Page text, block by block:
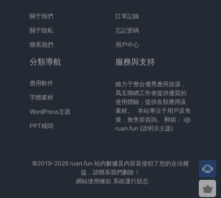
關于我們
關于隐私
聯系我們
訂單記錄
忘記密碼
用戶中心
分類導航
應用軟件
字體素材
WordPress主題
PPT模闆
服務與支持
緻力于整合優秀應用資源，
爲互聯網工作者提供優質的
使用體驗，提供各類應用及
素材。 本站專注于用戶及售
後，無售前咨詢。 郵箱： i@
ruan.fun (請明示主題)
©2019-2026 ruan.fun 站内數據及内容若侵犯了您的合法權
益，請聯系我們删除！
網站使用條款 系統運行狀态